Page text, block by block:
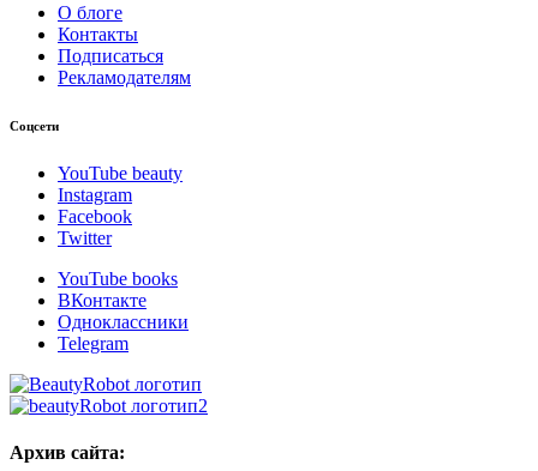
О блоге
Контакты
Подписаться
Рекламодателям
Соцсети
YouTube beauty
Instagram
Facebook
Twitter
YouTube books
ВКонтакте
Одноклассники
Telegram
Архив сайта: